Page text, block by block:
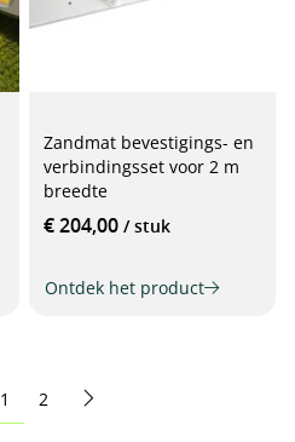
Zandmat bevestigings- en
verbindingsset voor 2 m
breedte
€ 204,00 / stuk
Ontdek het product
Pagina
1 Pagina
2